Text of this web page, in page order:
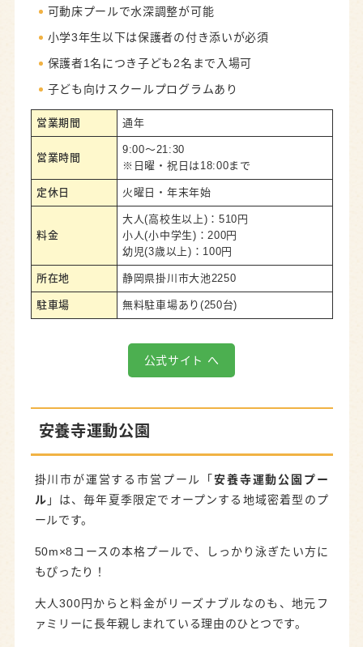
可動床プールで水深調整が可能
小学3年生以下は保護者の付き添いが必須
保護者1名につき子ども2名まで入場可
子ども向けスクールプログラムあり
営業期間 通年
営業時間
9:00～21:30
※日曜・祝日は18:00まで
定休日 火曜日・年末年始
料金
大人(高校生以上)：510円
小人(小中学生)：200円
幼児(3歳以上)：100円
所在地 静岡県掛川市大池2250
駐車場 無料駐車場あり(250台)
公式サイト へ
安養寺運動公園
掛川市が運営する市営プール「安養寺運動公園プー
ル 」は、毎年夏季限定でオープンする地域密着型のプ
ールです。
50m×8コースの本格プールで、しっかり泳ぎたい方に
もぴったり！
大人300円からと料金がリーズナブルなのも、地元フ
ァミリーに長年親しまれている理由のひとつです。